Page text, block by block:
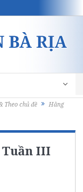
Theo chủ đề
Hằng
Tuần III